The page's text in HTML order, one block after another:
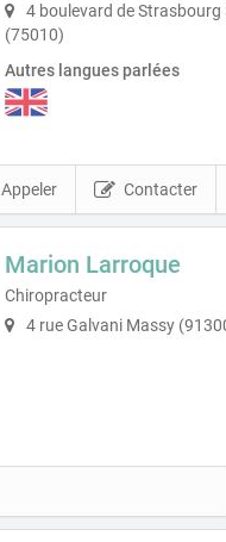
4 boulevard de Strasbourg
(75010)
Autres langues parlées
Contacter
Appeler
Marion Larroque
Chiropracteur
4 rue Galvani Massy